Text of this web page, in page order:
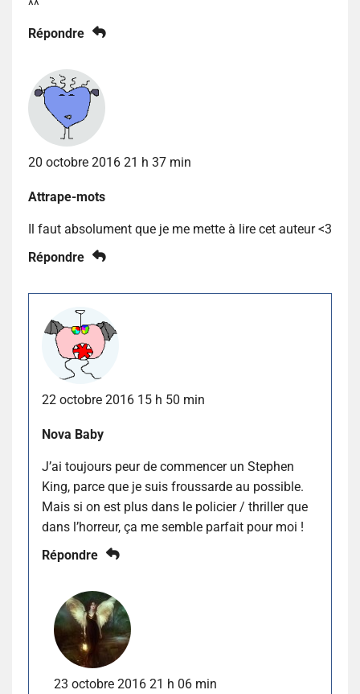
^^
Répondre
20 octobre 2016 21 h 37 min
Attrape-mots
Il faut absolument que je me mette à lire cet auteur <3
Répondre
22 octobre 2016 15 h 50 min
Nova Baby
J’ai toujours peur de commencer un Stephen
King, parce que je suis froussarde au possible.
Mais si on est plus dans le policier / thriller que
dans l’horreur, ça me semble parfait pour moi !
Répondre
23 octobre 2016 21 h 06 min